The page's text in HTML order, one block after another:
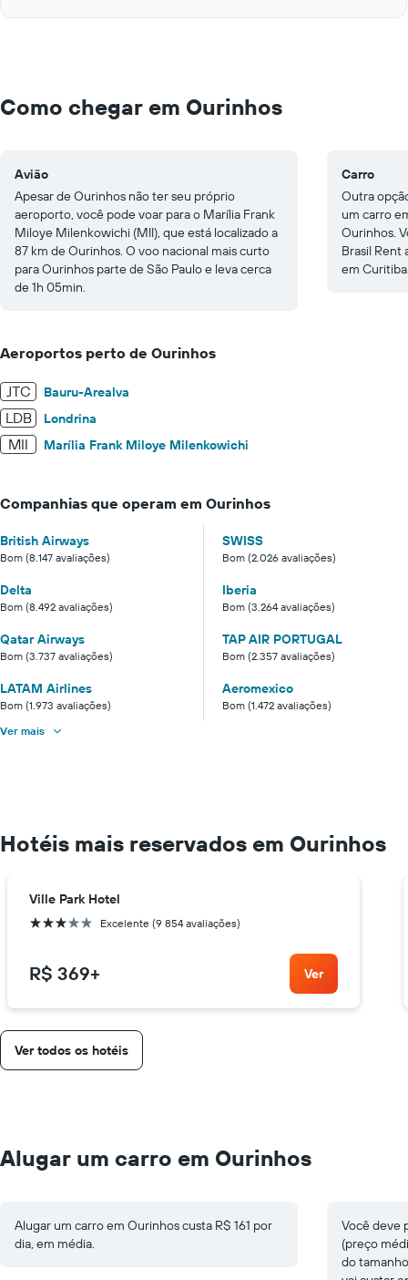
to
400.
of
interactive
Como chegar em Ourinhos
Avião
Apesar de Ourinhos não ter seu próprio
aeroporto, você pode voar para o Marília Frank
Miloye Milenkowichi (MII), que está localizado a
87 km de Ourinhos. O voo nacional mais curto
para Ourinhos parte de São Paulo e leva cerca
de 1h 05min.
Carro
Outra
um carro
Ourinhos.
Brasil Rent
em
Aeroportos perto de Ourinhos
JTC Bauru-Arealva
LDB Londrina
MII Marília Frank Miloye Milenkowichi
Companhias que operam em Ourinhos
British Airways
Bom (8.147 avaliações)
SWISS
Bom (2.026 avaliações)
Delta
Bom (8.492 avaliações)
Iberia
Bom (3.264 avaliações)
Qatar Airways
Bom (3.737 avaliações)
TAP AIR PORTUGAL
Bom (2.357 avaliações)
LATAM Airlines
Bom (1.973 avaliações)
Aeromexico
Bom (1.472 avaliações)
Ver mais
Hotéis mais reservados em Ourinhos
Ville Park Hotel
3 estrelas Excelente (9 854 avaliações)
R$ 369+ Ver
Ver todos os hotéis
Alugar um carro em Ourinhos
Alugar um carro em Ourinhos custa R$ 161 por
dia, em média.
Você deve
(preço
do